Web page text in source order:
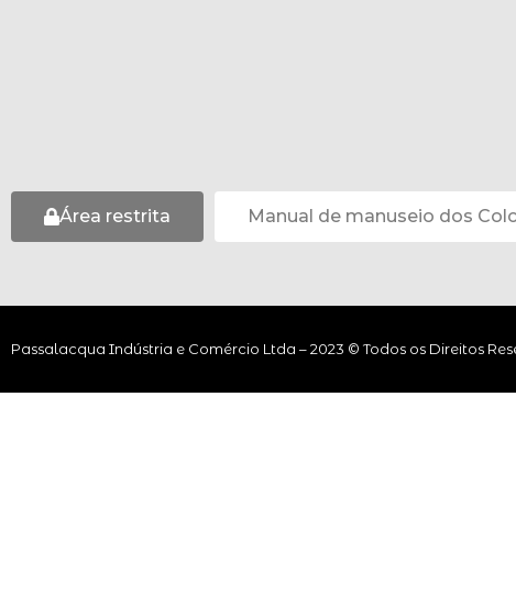
Área restrita Manual de manuseio dos
Passalacqua Indústria e Comércio Ltda – 2023 © Todos os Direitos